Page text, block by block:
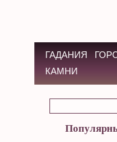
ГАДАНИЯ
КАМНИ